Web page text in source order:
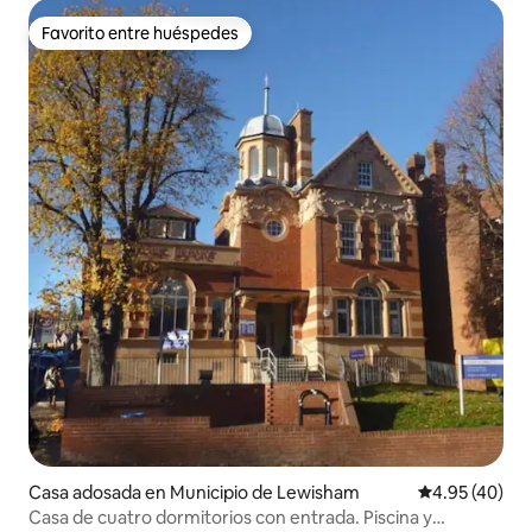
Favorito entre huéspedes
Favorito entre huéspedes
Casa adosada en Municipio de Lewisham Calificación
4.95 (40)
Casa de cuatro dormitorios con entrada. Piscina y